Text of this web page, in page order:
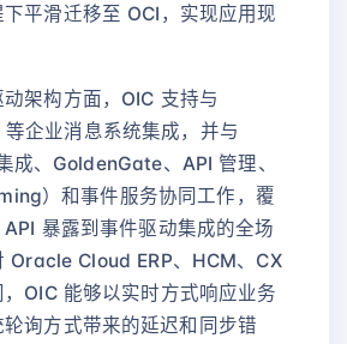
平滑迁移至 OCI，实现应用现
架构方面，OIC 支持与
企业消息系统集成，并与
成、GoldenGate、API 管理、
）和事件服务协同工作，覆
暴露到事件驱动集成的全场
Oracle Cloud ERP、HCM、CX
OIC 能够以实时方式响应业务
询方式带来的延迟和同步错